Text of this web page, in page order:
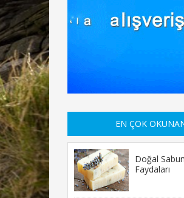
EN ÇOK
Doğal
Faydaları